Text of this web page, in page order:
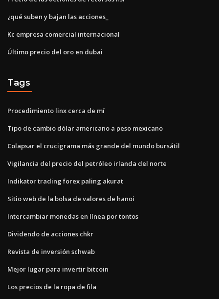
¿qué suben y bajan las acciones_
Kc empresa comercial internacional
Último precio del oro en dubai
Tags
Procedimiento linx cerca de mí
Tipo de cambio dólar americano a peso mexicano
Colapsar el crucigrama más grande del mundo bursátil
Vigilancia del precio del petróleo irlanda del norte
Indikator trading forex paling akurat
Sitio web de la bolsa de valores de hanoi
Intercambiar monedas en línea por tontos
Dividendo de acciones chkr
Revista de inversión schwab
Mejor lugar para invertir bitcoin
Los precios de la ropa de fila